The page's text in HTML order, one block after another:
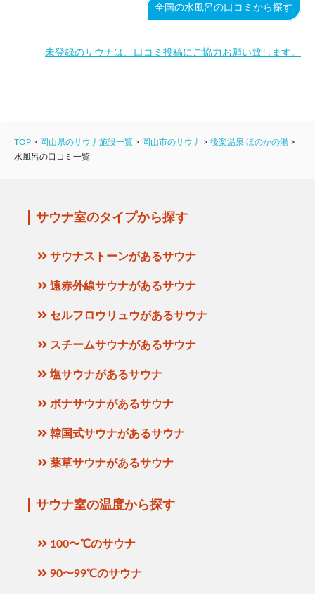
全国の水風呂の口コミから探す
未登録のサウナは、口コミ投稿にご協力お願い致します。
TOP > 岡山県のサウナ施設一覧 > 岡山市のサウナ > 後楽温泉 ほのかの湯 >
水風呂の口コミ一覧
サウナ室のタイプから探す
サウナストーンがあるサウナ
遠赤外線サウナがあるサウナ
セルフロウリュウがあるサウナ
スチームサウナがあるサウナ
塩サウナがあるサウナ
ボナサウナがあるサウナ
韓国式サウナがあるサウナ
薬草サウナがあるサウナ
サウナ室の温度から探す
100〜℃のサウナ
90〜99℃のサウナ